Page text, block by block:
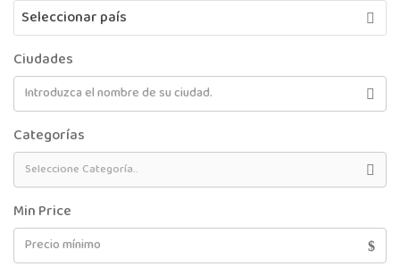
Seleccionar país
Ciudades
Categorías
Min Price